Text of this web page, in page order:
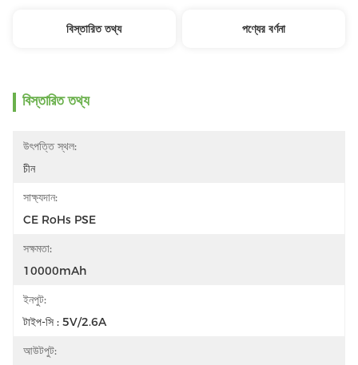
বিস্তারিত তথ্য পণ্যের বর্ণনা
বিস্তারিত তথ্য
উৎপত্তি স্থল:
চীন
সাক্ষ্যদান:
CE RoHs PSE
সক্ষমতা:
10000mAh
ইনপুট:
টাইপ-সি : 5V/2.6A
আউটপুট: